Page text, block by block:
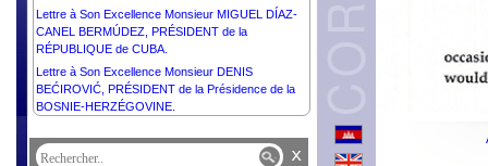
Lettre à Son Excellence Monsieur MIGUEL DÍAZ-
CANEL BERMÚDEZ, PRÉSIDENT de la
RÉPUBLIQUE de CUBA.
Lettre à Son Excellence Monsieur DENIS
BEĆIROVIĆ, PRÉSIDENT de la Présidence de la
BOSNIE-HERZÉGOVINE.
x